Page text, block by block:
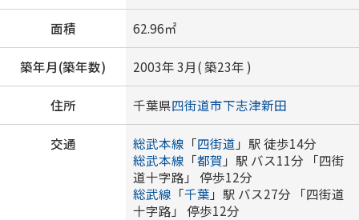
面積 62.96㎡
築年月(築年数) 2003年 3月( 築23年 )
住所 千葉県四街道市下志津新田
交通 総武本線 「四街道 」駅 徒歩14分
総武本線 「都賀 」駅 バス11分 「四街
道十字路」 停歩12分
総武線 「千葉 」駅 バス27分 「四街道
十字路」 停歩12分